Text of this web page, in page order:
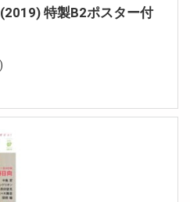
特製B2ポスター付